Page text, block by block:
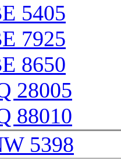
5405
7925
8650
28005
88010
5398